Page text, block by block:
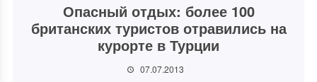
Опасный отдых: более 100
британских туристов отравились на
курорте в Турции
07.07.2013